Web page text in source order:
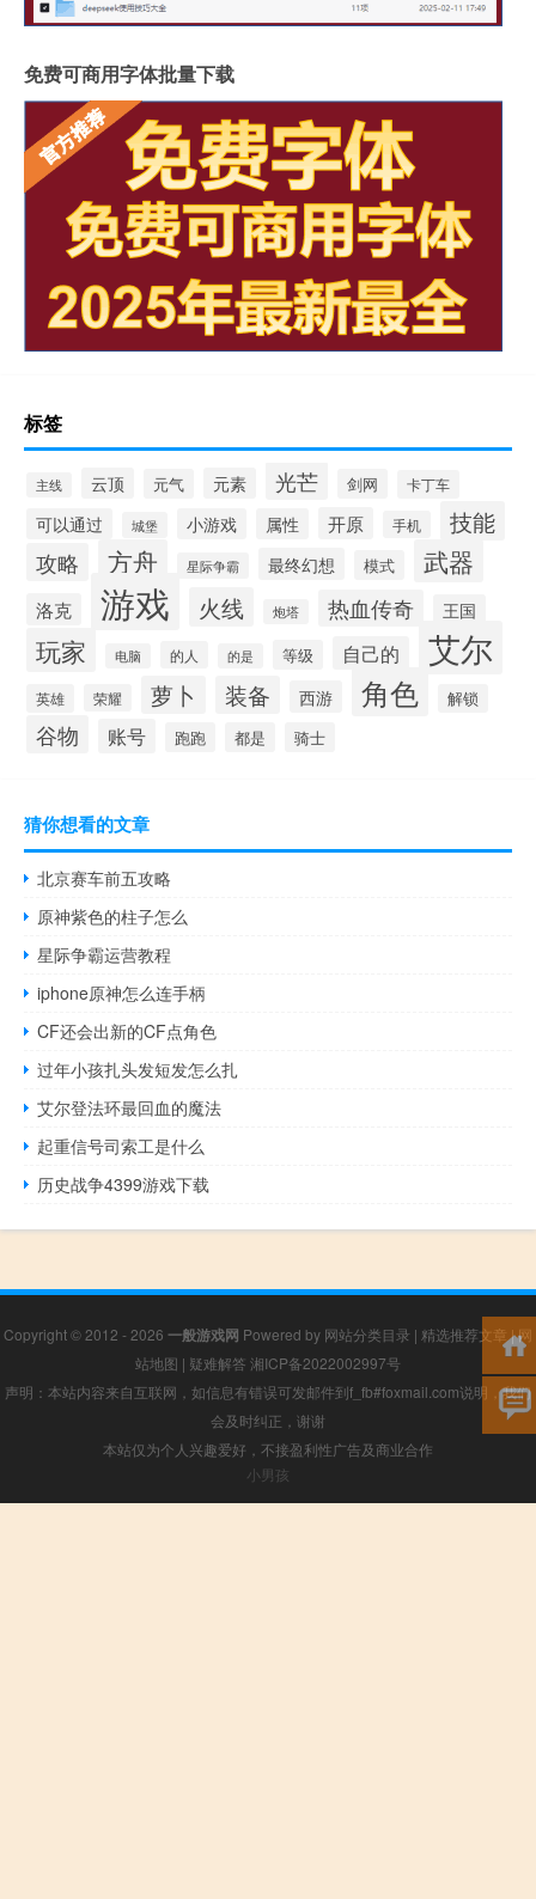
免费可商用字体批量下载
标签
主线 云顶 元气 元素 光芒 剑网 卡丁车
可以通过 城堡 小游戏 属性 开原 手机 技能
攻略 方舟 星际争霸 最终幻想 模式 武器
洛克 游戏 火线 炮塔 热血传奇 王国
玩家 电脑 的人 的是 等级 自己的 艾尔
英雄 荣耀 萝卜 装备 西游 角色 解锁
谷物 账号 跑跑 都是 骑士
猜你想看的文章
北京赛车前五攻略
原神紫色的柱子怎么
星际争霸运营教程
iphone原神怎么连手柄
CF还会出新的CF点角色
过年小孩扎头发短发怎么扎
艾尔登法环最回血的魔法
起重信号司索工是什么
历史战争4399游戏下载
Copyright © 2012 - 2026 一般游戏网 Powered by 网站分类目录 | 精选推荐文章 |网
站地图 | 疑难解答 湘ICP备2022002997号
声明：本站内容来自互联网，如信息有错误可发邮件到f_fb#foxmail.com说明，我们
会及时纠正，谢谢
本站仅为个人兴趣爱好，不接盈利性广告及商业合作
小男孩